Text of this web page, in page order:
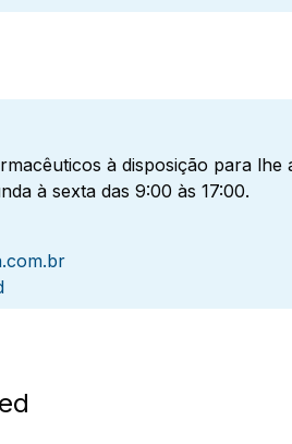
à disposição para
à sexta das 9:00 às 17:00.